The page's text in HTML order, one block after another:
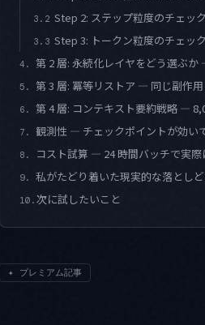
3.2 Step 2: ステップ粒度のチェッ
3.3 Step 3: トークン粒度のチェッ
4. 第 2 層: 永続化レイヤをどう選ぶ
5. 第 3 層: 冪等リストア — 同じ副作
6. 第 4 層: コンテキスト要約戦略 —
7. 観測性 — チェックポイントが効い
8. コスト試算 — 24 時間バッチで実
9. 私がたどり着いた現実的な落とし
10. 次に試したいこと
✦ プレミアム記事